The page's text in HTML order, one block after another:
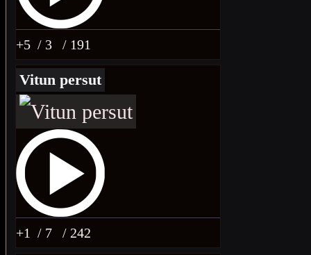
+5 / 3 / 191
Vitun persut
+1 / 7 / 242